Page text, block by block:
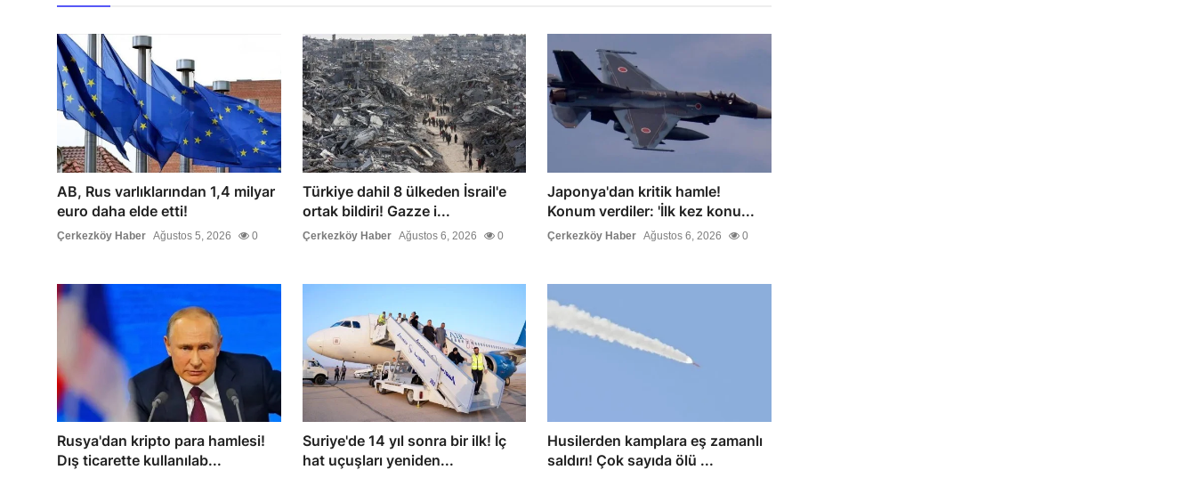
AB, Rus varlıklarından 1,4 milyar
euro daha elde etti!
Çerkezköy Haber Ağustos 5, 2026 0
Türkiye dahil 8 ülkeden İsrail'e
ortak bildiri! Gazze i...
Çerkezköy Haber Ağustos 6, 2026 0
Japonya'dan kritik hamle!
Konum verdiler: 'İlk kez konu...
Çerkezköy Haber Ağustos 6, 2026 0
Rusya'dan kripto para hamlesi!
Dış ticarette kullanılab...
Suriye'de 14 yıl sonra bir ilk! İç
hat uçuşları yeniden...
Husilerden kamplara eş zamanlı
saldırı! Çok sayıda ölü ...